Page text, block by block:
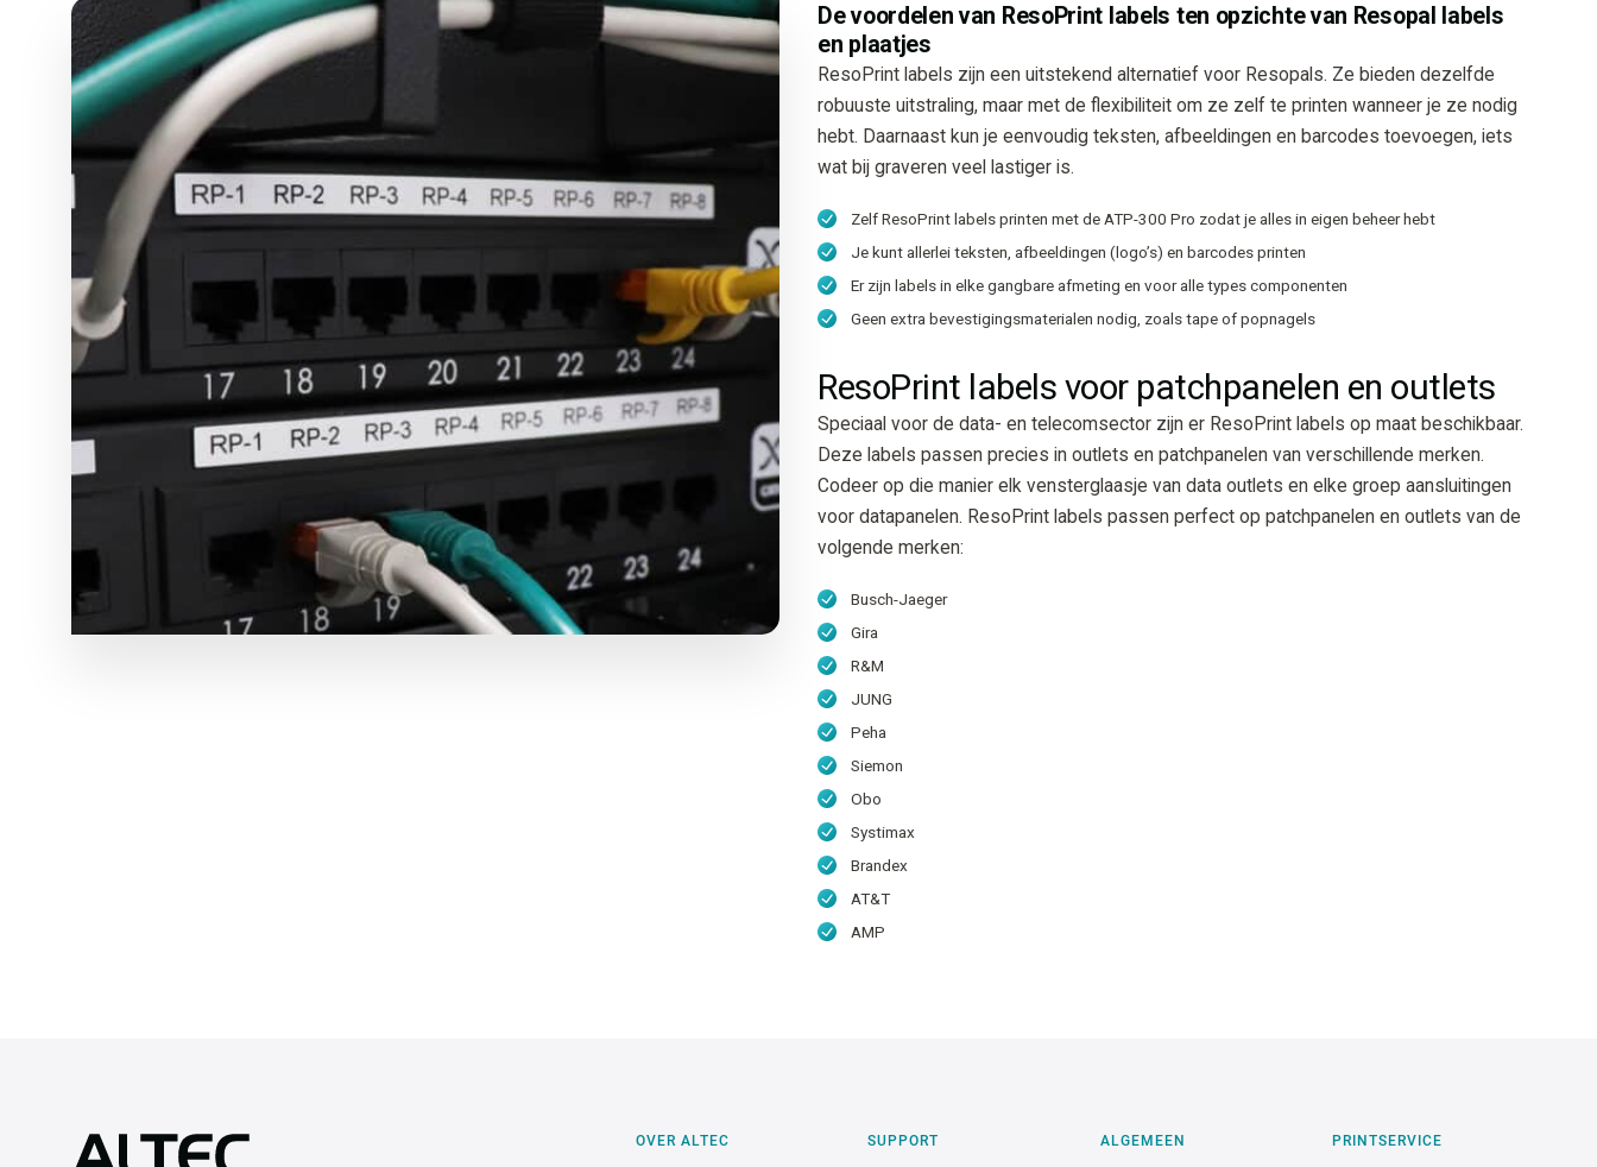
De voordelen van ResoPrint labels ten opzichte van Resopal labels
en plaatjes
ResoPrint labels zijn een uitstekend alternatief voor Resopals. Ze bieden dezelfde
robuuste uitstraling, maar met de flexibiliteit om ze zelf te printen wanneer je ze nodig
hebt. Daarnaast kun je eenvoudig teksten, afbeeldingen en barcodes toevoegen, iets
wat bij graveren veel lastiger is.
Zelf ResoPrint labels printen met de ATP-300 Pro zodat je alles in eigen beheer hebt
Je kunt allerlei teksten, afbeeldingen (logo’s) en barcodes printen
Er zijn labels in elke gangbare afmeting en voor alle types componenten
Geen extra bevestigingsmaterialen nodig, zoals tape of popnagels
ResoPrint labels voor patchpanelen en outlets
Speciaal voor de data- en telecomsector zijn er ResoPrint labels op maat beschikbaar.
Deze labels passen precies in outlets en patchpanelen van verschillende merken.
Codeer op die manier elk vensterglaasje van data outlets en elke groep aansluitingen
voor datapanelen. ResoPrint labels passen perfect op patchpanelen en outlets van de
volgende merken:
Busch-Jaeger
Gira
R&M
JUNG
Peha
Siemon
Obo
Systimax
Brandex
AT&T
AMP
OVER ALTEC SUPPORT ALGEMEEN PRINTSERVICE